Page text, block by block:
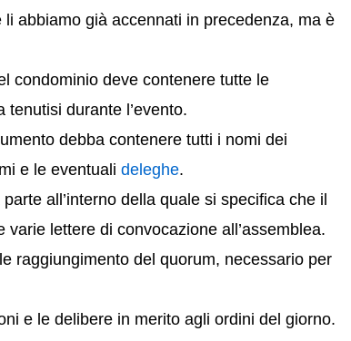
abbiamo già accennati in precedenza, ma è
condominio deve contenere tutte le
durante l’evento.
debba contenere tutti i nomi dei
e le eventuali deleghe.
all’interno della quale si specifica che il
lettere di convocazione all’assemblea.
raggiungimento del quorum, necessario per
e le delibere in merito agli ordini del giorno.